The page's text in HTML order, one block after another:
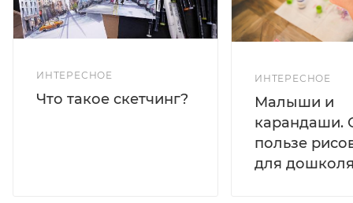
ИНТЕРЕСНОЕ
Что такое скетчинг?
ИНТЕРЕСНОЕ
Малыши и
карандаши.
пользе
для